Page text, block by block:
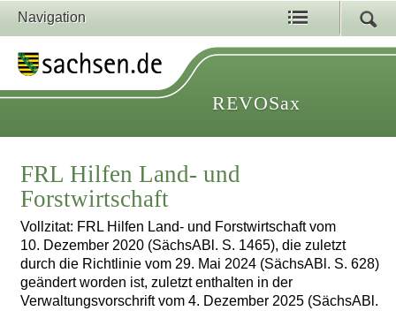
Navigation
REVOSax
FRL Hilfen Land- und
Forstwirtschaft
Vollzitat: FRL Hilfen Land- und Forstwirtschaft vom
10. Dezember 2020 (SächsABl. S. 1465), die zuletzt
durch die Richtlinie vom 29. Mai 2024 (SächsABl. S. 628)
geändert worden ist, zuletzt enthalten in der
Verwaltungsvorschrift vom 4. Dezember 2025 (SächsABl.